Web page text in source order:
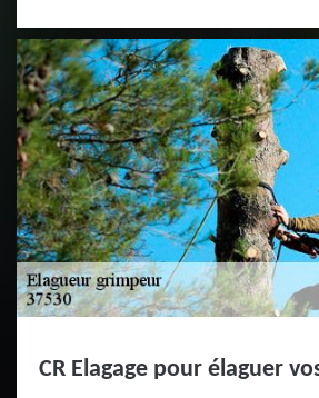
CR Elagage pour élaguer